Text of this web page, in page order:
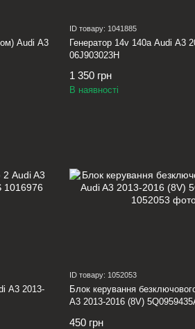
Audi A3
ID товару: 1041885
Генератор 14v 140a Audi A3
06J903023H
1 350 грн
В наявності
A3 2013-
ID товару: 1052053
Блок керування
A3 2013-2016 (8V)
450 грн